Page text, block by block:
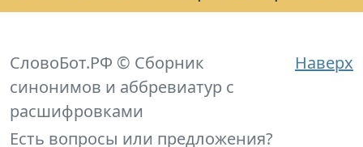
Наверх
СловоБот.РФ © Сборник
синонимов и аббревиатур с
расшифровками
Есть вопросы или предложения?